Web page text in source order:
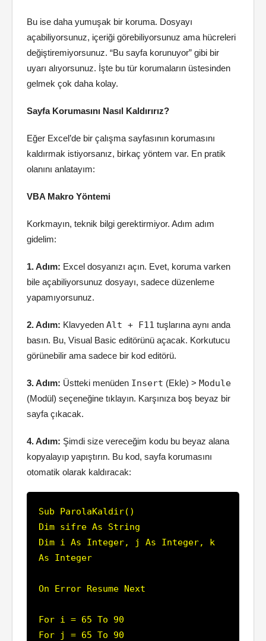
Bu ise daha yumuşak bir koruma. Dosyayı
açabiliyorsunuz, içeriği görebiliyorsunuz ama hücreleri
değiştiremiyorsunuz. “Bu sayfa korunuyor” gibi bir
uyarı alıyorsunuz. İşte bu tür korumaların üstesinden
gelmek çok daha kolay.
Sayfa Korumasını Nasıl Kaldırırız?
Eğer Excel’de bir çalışma sayfasının korumasını
kaldırmak istiyorsanız, birkaç yöntem var. En pratik
olanını anlatayım:
VBA Makro Yöntemi
Korkmayın, teknik bilgi gerektirmiyor. Adım adım
gidelim:
1. Adım: Excel dosyanızı açın. Evet, koruma varken
bile açabiliyorsunuz dosyayı, sadece düzenleme
yapamıyorsunuz.
2. Adım: Klavyeden Alt + F11 tuşlarına aynı anda
basın. Bu, Visual Basic editörünü açacak. Korkutucu
görünebilir ama sadece bir kod editörü.
3. Adım: Üstteki menüden Insert (Ekle) > Module
(Modül) seçeneğine tıklayın. Karşınıza boş beyaz bir
sayfa çıkacak.
4. Adım: Şimdi size vereceğim kodu bu beyaz alana
kopyalayıp yapıştırın. Bu kod, sayfa korumasını
otomatik olarak kaldıracak:
Sub ParolaKaldir()
Dim sifre As String
Dim i As Integer, j As Integer, k
As Integer
On Error Resume Next
For i = 65 To 90
For j = 65 To 90